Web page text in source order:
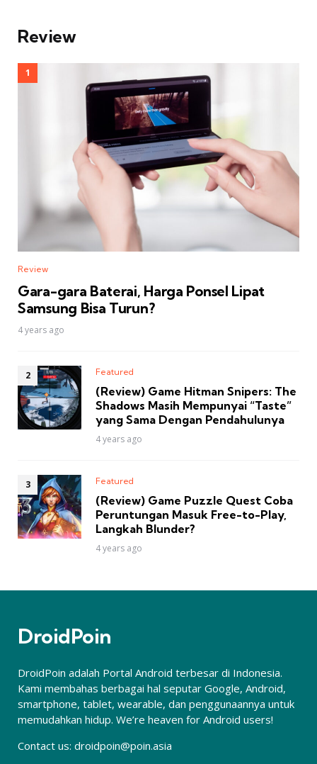
Review
Review
Gara-gara Baterai, Harga Ponsel Lipat
Samsung Bisa Turun?
4 years ago
Featured
(Review) Game Hitman Snipers: The
Shadows Masih Mempunyai “Taste”
yang Sama Dengan Pendahulunya
4 years ago
Featured
(Review) Game Puzzle Quest Coba
Peruntungan Masuk Free-to-Play,
Langkah Blunder?
4 years ago
DroidPoin
DroidPoin adalah Portal Android terbesar di Indonesia.
Kami membahas berbagai hal seputar Google, Android,
smartphone, tablet, wearable, dan penggunaannya untuk
memudahkan hidup. We’re heaven for Android users!
Contact us: droidpoin@poin.asia